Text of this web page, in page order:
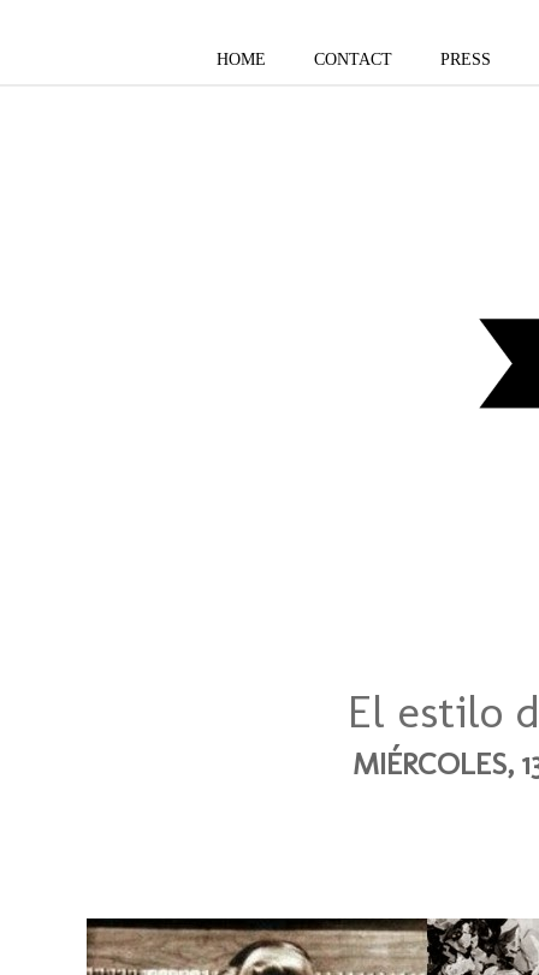
HOME CONTACT PRESS
El estilo
MIÉRCOLES,